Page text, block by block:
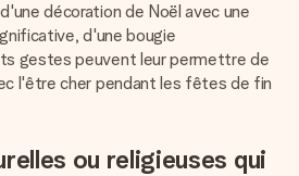
décoration de Noël avec une
d'une bougie
gestes peuvent leur permettre de
l'être cher pendant les fêtes de fin
ou religieuses qui